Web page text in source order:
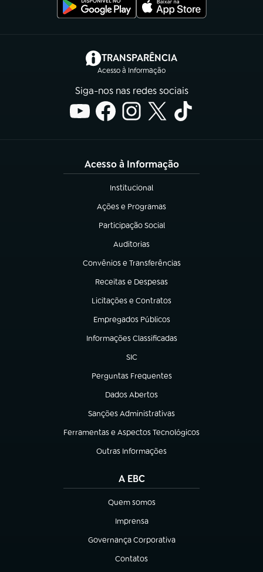
TRANSPARÊNCIA
Acesso à Informação
(abre em nova aba)
Siga-nos nas redes sociais
Acesso à Informação
Institucional
(abre em nova aba)
Ações e Programas
(abre em nova aba)
Participação Social
(abre em nova aba)
Auditorias
(abre em nova aba)
Convênios e Transferências
(abre em nova aba)
Receitas e Despesas
(abre em nova aba)
Licitações e Contratos
(abre em nova aba)
Empregados Públicos
(abre em nova aba)
Informações Classificadas
(abre em nova aba)
SIC
(abre em nova aba)
Perguntas Frequentes
(abre em nova aba)
Dados Abertos
(abre em nova aba)
Sanções Administrativas
(abre em nova aba)
Ferramentas e Aspectos Tecnológicos
(abre em nova aba)
Outras Informações
(abre em nova aba)
A EBC
Quem somos
(abre em nova aba)
Imprensa
(abre em nova aba)
Governança Corporativa
(abre em nova aba)
Contatos
(abre em nova aba)